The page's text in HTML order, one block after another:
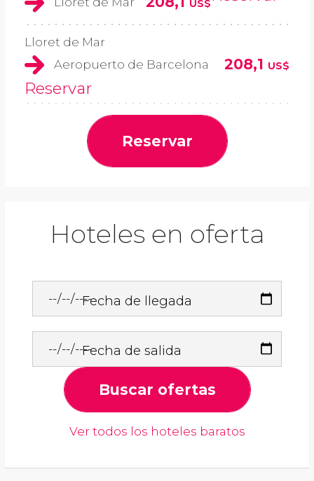
US$
Lloret de Mar
Aeropuerto de Barcelona
208,1 US$
Reservar
Reservar
Hoteles en oferta
Fecha de llegada
Fecha de salida
Buscar ofertas
Ver todos los hoteles baratos